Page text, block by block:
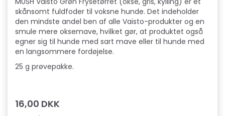
skånsomt fuldfoder til voksne hunde. Det indeholder
den mindste andel ben af alle Vaisto-produkter og en
smule mere oksemave, hvilket gør, at produktet også
egner sig til hunde med sart mave eller til hunde med
en langsommere fordøjelse.
25 g prøvepakke.
16,00 DKK